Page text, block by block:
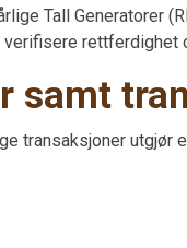
Tall Generatorer
rettferdighet
samt
transaksjoner